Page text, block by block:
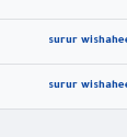
surur
surur